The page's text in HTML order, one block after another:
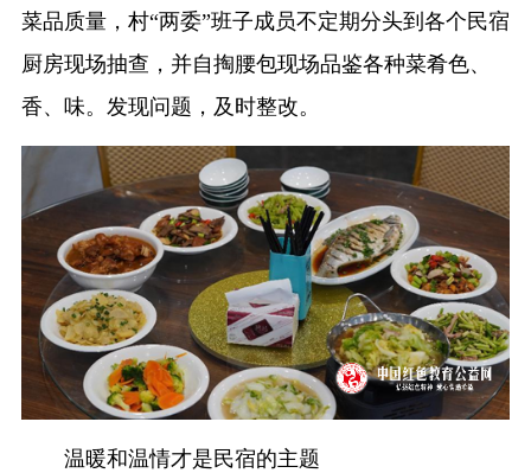
菜品质量，村“两委”班子成员不定期分头到各个民宿
厨房现场抽查，并自掏腰包现场品鉴各种菜肴色、
香、味。发现问题，及时整改。
温暖和温情才是民宿的主题